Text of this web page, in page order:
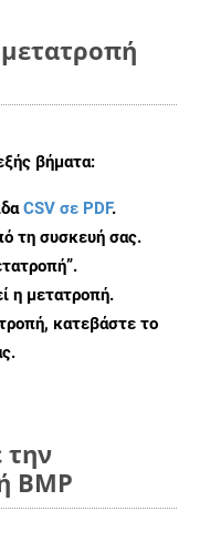
βήματα:
CSV σε PDF.
τη συσκευή σας.
.
η μετατροπή.
κατεβάστε το
την
BMP